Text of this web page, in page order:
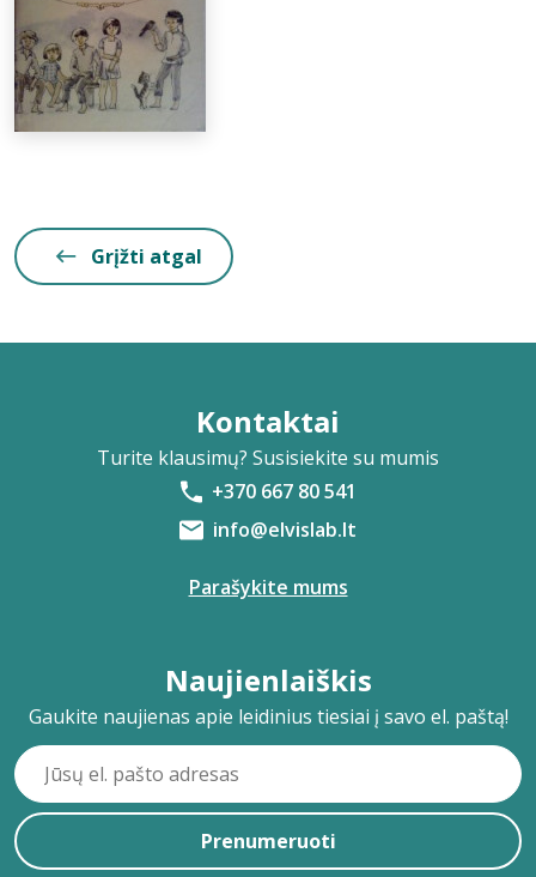
Grįžti atgal
Kontaktai
Turite klausimų? Susisiekite su mumis
+370 667 80 541
info@elvislab.lt
Parašykite mums
Naujienlaiškis
Gaukite naujienas apie leidinius tiesiai į savo el. paštą!
Prenumeruoti